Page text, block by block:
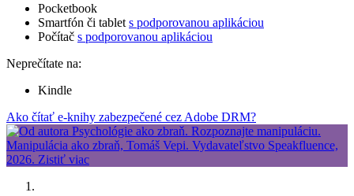
Pocketbook
Smartfón či tablet s podporovanou aplikáciou
Počítač s podporovanou aplikáciou
Neprečítate na:
Kindle
Ako čítať e-knihy zabezpečené cez Adobe DRM?